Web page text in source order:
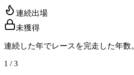
連続出場
未獲得
連続した年でレースを完走した年数
1 / 3